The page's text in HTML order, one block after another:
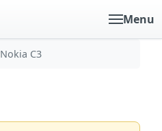
Menu
Nokia C3